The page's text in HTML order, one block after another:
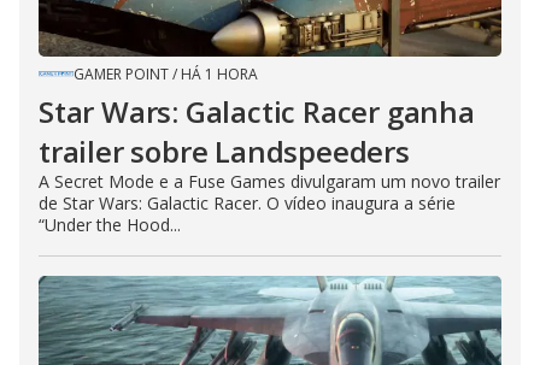
GAMER POINT/ HÁ 1 HORA
Star Wars: Galactic Racer ganha
trailer sobre Landspeeders
A Secret Mode e a Fuse Games divulgaram um novo trailer
de Star Wars: Galactic Racer. O vídeo inaugura a série
“Under the Hood...